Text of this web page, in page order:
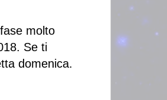
molto
Se ti
domenica.